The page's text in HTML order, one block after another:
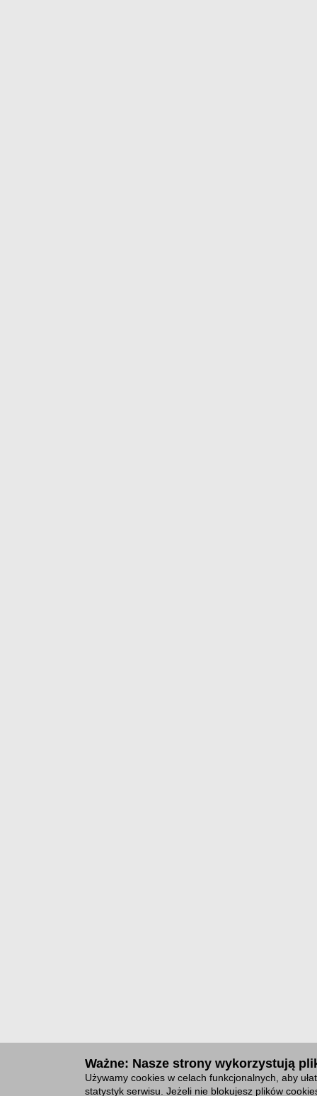
Ważne: Nasze strony wykorzystują
Używamy cookies w celach funkcjonalnych, aby
statystyk serwisu. Jeżeli nie blokujesz plików